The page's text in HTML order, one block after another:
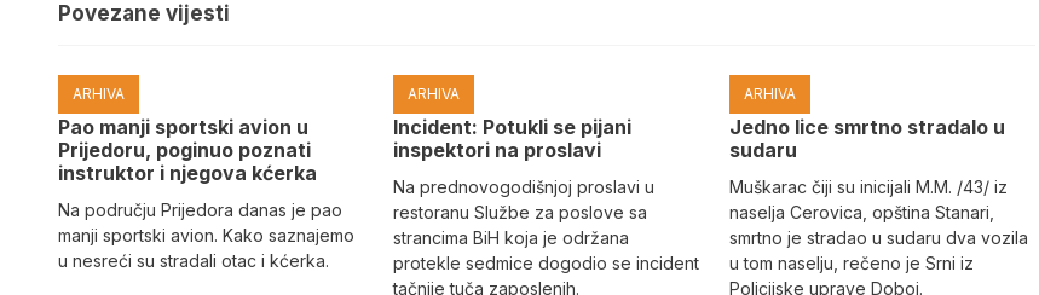
Povezane vijesti
ARHIVA
Pao manji sportski avion u
Prijedoru, poginuo poznati
instruktor i njegova kćerka
Na području Prijedora danas je pao
manji sportski avion. Kako saznajemo
u nesreći su stradali otac i kćerka.
ARHIVA
Incident: Potukli se pijani
inspektori na proslavi
Na prednovogodišnjoj proslavi u
restoranu Službe za poslove sa
strancima BiH koja je održana
protekle sedmice dogodio se incident
tačnije tuča zaposlenih.
ARHIVA
Јedno lice smrtno stradalo u
sudaru
Muškarac čiji su inicijali M.M. /43/ iz
naselja Cerovica, opština Stanari,
smrtno je stradao u sudaru dva vozila
u tom naselju, rečeno je Srni iz
Policijske uprave Doboj.